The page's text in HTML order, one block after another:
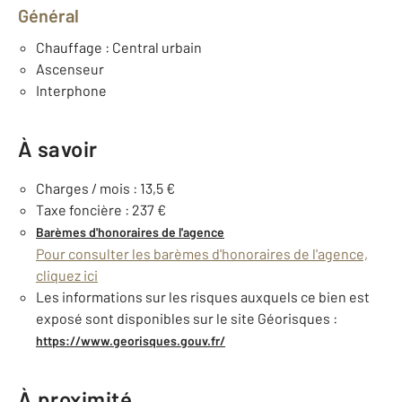
Général
Chauffage : Central urbain
Ascenseur
Interphone
À savoir
Charges / mois : 13,5 €
Taxe foncière : 237 €
Barèmes d'honoraires de l'agence
Pour consulter les barèmes d'honoraires de l'agence,
cliquez ici
Les informations sur les risques auxquels ce bien est
exposé sont disponibles sur le site Géorisques :
https://www.georisques.gouv.fr/